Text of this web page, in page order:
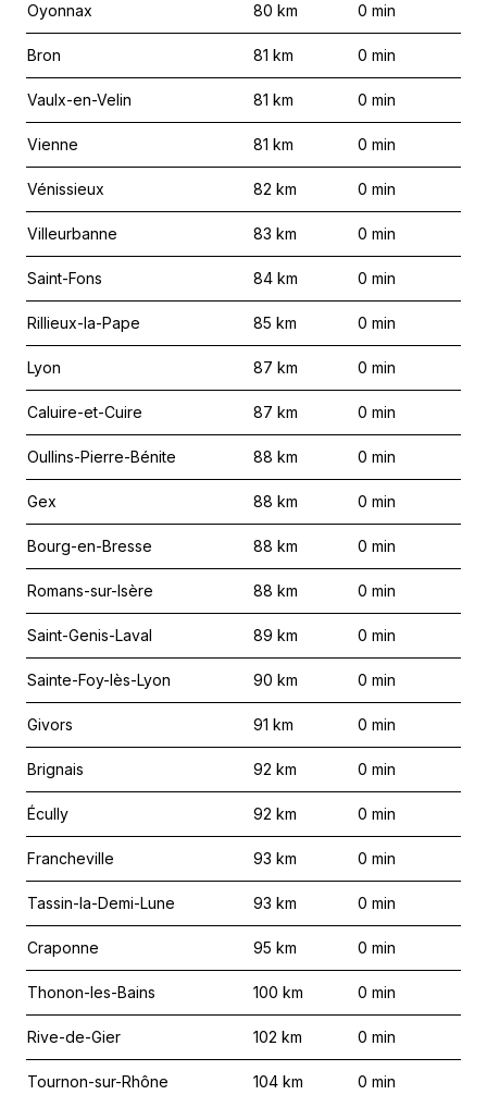
Oyonnax 80 km 0 min
Bron 81 km 0 min
Vaulx-en-Velin 81 km 0 min
Vienne 81 km 0 min
Vénissieux 82 km 0 min
Villeurbanne 83 km 0 min
Saint-Fons 84 km 0 min
Rillieux-la-Pape 85 km 0 min
Lyon 87 km 0 min
Caluire-et-Cuire 87 km 0 min
Oullins-Pierre-Bénite 88 km 0 min
Gex 88 km 0 min
Bourg-en-Bresse 88 km 0 min
Romans-sur-Isère 88 km 0 min
Saint-Genis-Laval 89 km 0 min
Sainte-Foy-lès-Lyon 90 km 0 min
Givors 91 km 0 min
Brignais 92 km 0 min
Écully 92 km 0 min
Francheville 93 km 0 min
Tassin-la-Demi-Lune 93 km 0 min
Craponne 95 km 0 min
Thonon-les-Bains 100 km 0 min
Rive-de-Gier 102 km 0 min
Tournon-sur-Rhône 104 km 0 min